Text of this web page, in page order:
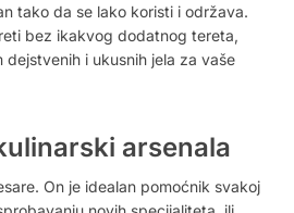
tako da se lako koristi i održava.
bez ikakvog dodatnog tereta,
dejstvenih i ukusnih jela za vaše
arsenala
On je idealan pomoćnik svakoj